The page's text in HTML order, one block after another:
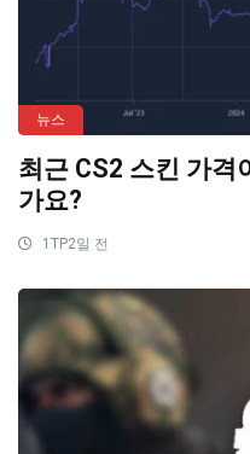
뉴스
최근 CS2 스킨 가격
가요?
1TP2일 전